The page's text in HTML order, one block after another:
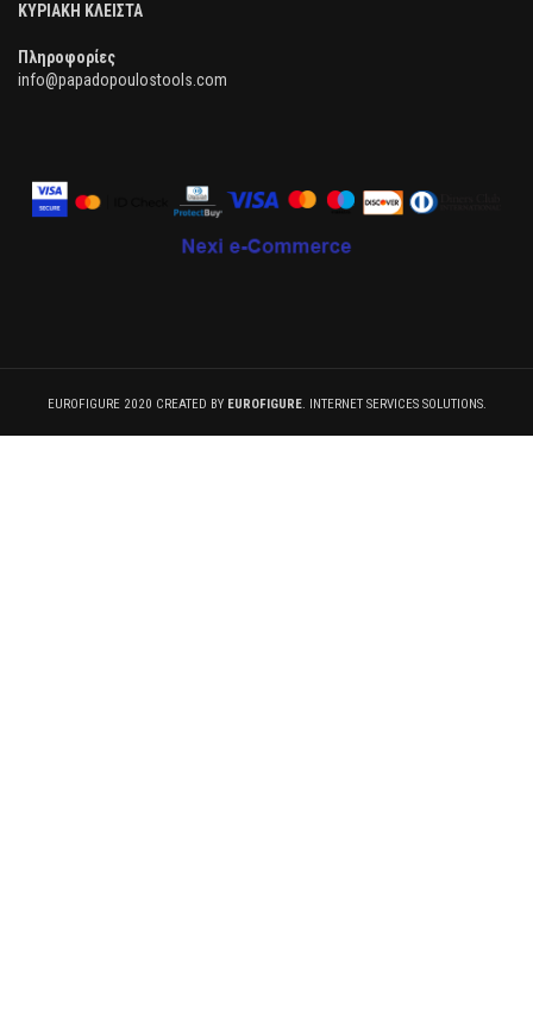
ΚΥΡΙΑΚΗ ΚΛΕΙΣΤΑ
Πληροφορίες
info@papadopoulostools.com
EUROFIGURE 2020 CREATED BY EUROFIGURE. INTERNET SERVICES SOLUTIONS.